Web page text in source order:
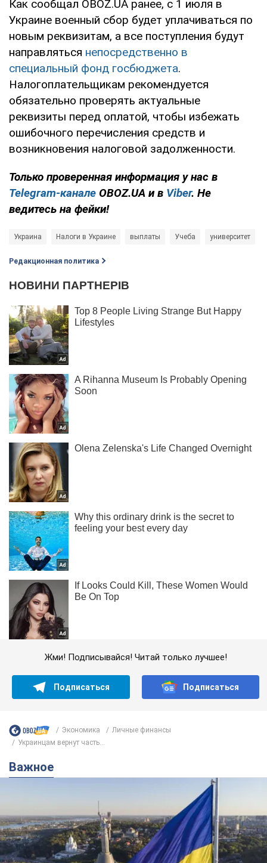
Как сообщал OBOZ.UA ранее, с 1 июля в
Украине военный сбор будет уплачиваться по
новым реквизитам, а все поступления будут
направляться непосредственно в
специальный фонд госбюджета.
Налогоплательщикам рекомендуется
обязательно проверять актуальные
реквизиты перед оплатой, чтобы избежать
ошибочного перечисления средств и
возникновения налоговой задолженности.
Только проверенная информация у нас в
Telegram-канале OBOZ.UA и в Viber. Не
ведитесь на фейки!
Украина Налоги в Украине выплаты Учеба университет
Редакционная политика
Жми! Подписывайся! Читай только лучшее!
Подписаться Подписаться
Экономика
Личные финансы
Украинцам вернут часть...
Важное